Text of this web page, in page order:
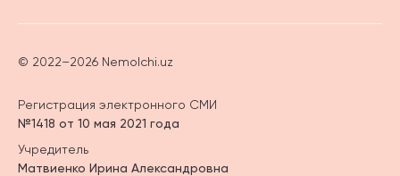
© 2022–2026 Nemolchi.uz
Регистрация электронного СМИ
№1418 от 10 мая 2021 года
Учредитель
Матвиенко Ирина Александровна